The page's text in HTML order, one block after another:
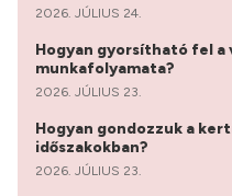
2026. JÚLIUS 24.
Hogyan gyorsítható fel
munkafolyamata?
2026. JÚLIUS 23.
Hogyan gondozzuk a
időszakokban?
2026. JÚLIUS 23.